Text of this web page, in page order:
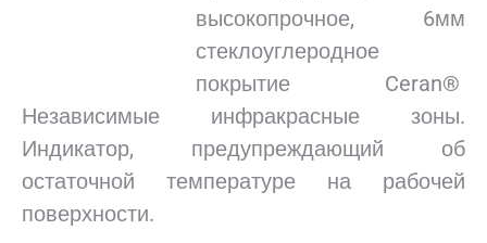
высокопрочное, 6мм
стеклоуглеродное
покрытие Ceran®
Независимые инфракрасные зоны.
Индикатор, предупреждающий об
остаточной температуре на рабочей
поверхности.